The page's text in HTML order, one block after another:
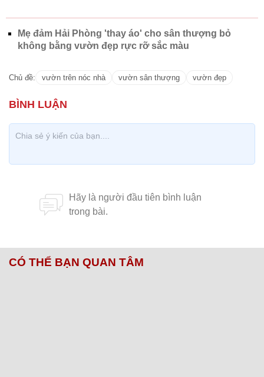
đẹp rực rỡ sắc màu
Bạch Dương
Ảnh: NVCC
Mẹ đảm Hải Phòng 'thay áo' cho sân thượng bỏ
không bằng vườn đẹp rực rỡ sắc màu
Chủ đề: vườn trên nóc nhà vườn sân thượng vườn đẹp